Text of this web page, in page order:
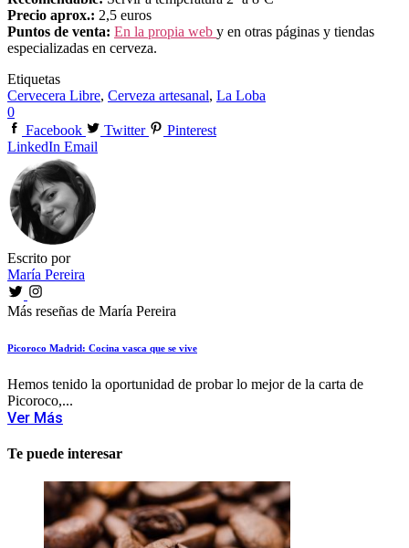
Precio aprox.: 2,5 euros
Puntos de venta: En la propia web y en otras páginas y tiendas
especializadas en cerveza.
Etiquetas
Cervecera Libre, Cerveza artesanal, La Loba
0
Facebook
Twitter
Pinterest
LinkedIn Email
Escrito por
María Pereira
Más reseñas de María Pereira
Picoroco Madrid: Cocina vasca que se vive
Hemos tenido la oportunidad de probar lo mejor de la carta de
Picoroco,...
Ver Más
Te puede interesar